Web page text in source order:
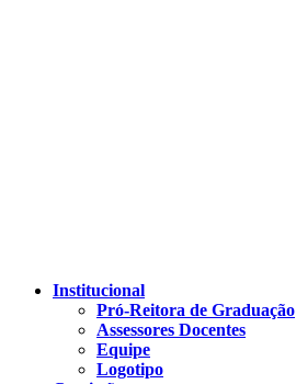
Institucional
Pró-Reitora de Graduação
Assessores Docentes
Equipe
Logotipo